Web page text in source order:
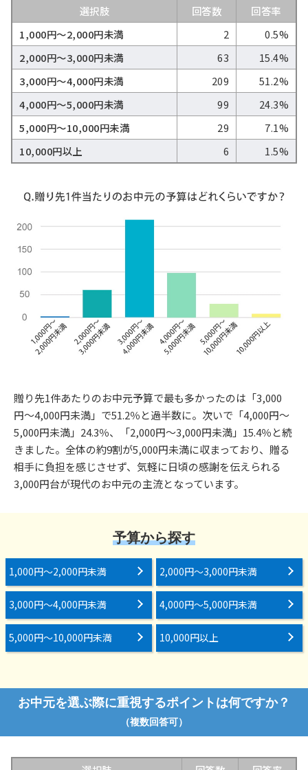
選択肢 回答数
回答率
1,000円〜2,000円未満
2
0.5%
2,000円〜3,000円未満
63
15.4%
3,000円〜4,000円未満
209
51.2%
4,000円〜5,000円未満
99
24.3%
5,000円〜10,000円未満
29
7.1%
10,000円以上
6 1.5%
贈り先1件あたりのお中元予算で最も多かったのは「3,000
円〜4,000円未満」で51.2％と過半数に。次いで「4,000円〜
5,000円未満」24.3％、「2,000円〜3,000円未満」15.4％と続
きました。全体の約9割が5,000円未満に収まっており、贈る
相手に負担を感じさせず、気軽に日頃の感謝を伝えられる
3,000円台が現代のお中元の主流となっています。
予算から探す
1,000円〜2,000円未満 2,000円〜3,000円未満
3,000円〜4,000円未満 4,000円〜5,000円未満
5,000円～10,000円未満 10,000円以上
お中元を選ぶ際に重視するポイントは何ですか？
（複数回答可）